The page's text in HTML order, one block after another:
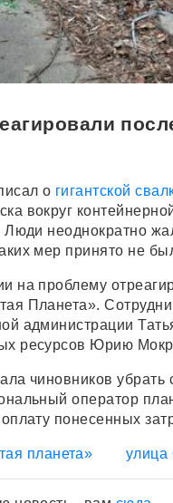
о гигантской
вокруг
неоднократно
мер принято не
на проблему
Планета».
администрации
ресурсов Юрию
чиновников убрать
оператор
понесенных
планета» улица